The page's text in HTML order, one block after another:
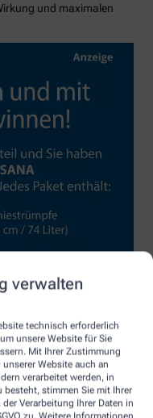
verwalten
technisch erforderlich
unsere Website für Sie
Mit Ihrer Zustimmung
Website auch an
verarbeitet werden, in
besteht, stimmen Sie mit Ihrer
Verarbeitung Ihrer Daten in
und maximalen